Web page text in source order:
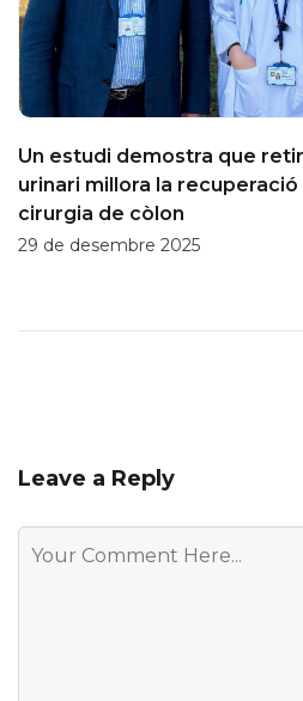
Un estudi demostra que retirar abans el catèter
urinari millora la recuperació
cirurgia de còlon
29 de desembre 2025
Leave a Reply
Comment